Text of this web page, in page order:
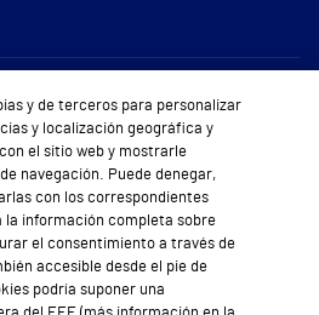
Vithas
somos
en Vithas
Cita Médica
Atención al Cliente
y de terceros para personalizar
y localización geográfica y
el sitio web y mostrarle
navegación. Puede denegar,
con los correspondientes
la información completa sobre
el consentimiento a través de
accesible desde el pie de
podría suponer una